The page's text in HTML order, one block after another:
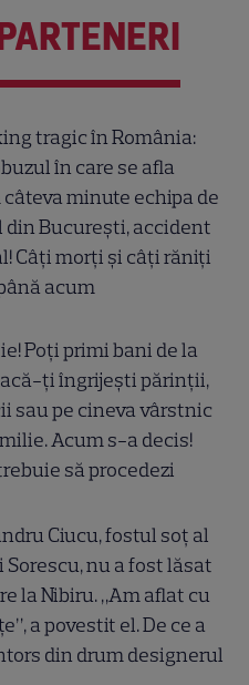
tragic în România:
în care se afla
minute echipa de
din București, accident
Câți morți și câți răniți
acum
Poți primi bani de la
ți îngrijești părinții,
sau pe cineva vârstnic
Acum s-a decis!
să procedezi
Ciucu, fostul soț al
nu a fost lăsat
la Nibiru. „Am aflat cu
a povestit el. De ce a
din drum designerul